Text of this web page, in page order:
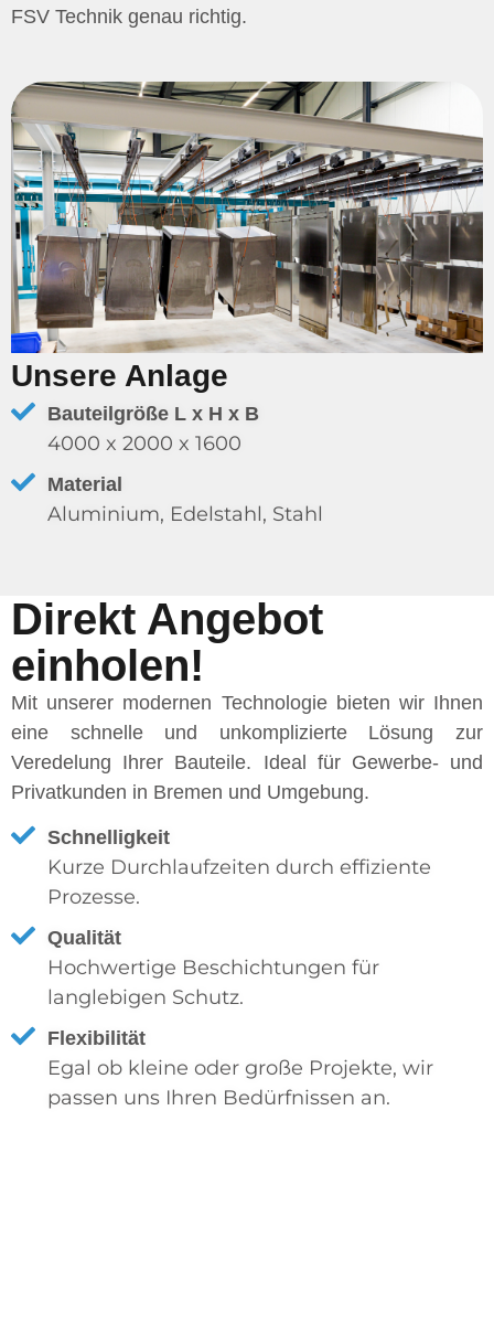
FSV Technik genau richtig.
Unsere Anlage
Bauteilgröße L x H x B
4000 x 2000 x 1600
Material
Aluminium, Edelstahl, Stahl
Direkt Angebot
einholen!
Mit unserer modernen Technologie bieten wir Ihnen
eine schnelle und unkomplizierte Lösung zur
Veredelung Ihrer Bauteile. Ideal für Gewerbe- und
Privatkunden in Bremen und Umgebung.
Schnelligkeit
Kurze Durchlaufzeiten durch effiziente
Prozesse.
Qualität
Hochwertige Beschichtungen für
langlebigen Schutz.
Flexibilität
Egal ob kleine oder große Projekte, wir
passen uns Ihren Bedürfnissen an.